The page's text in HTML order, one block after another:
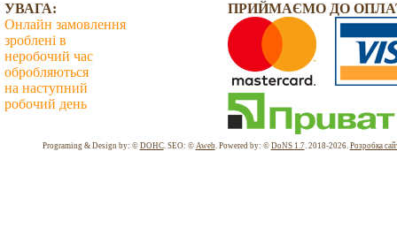
УВАГА:
Онлайн замовлення
зроблені в
неробочий час
обробляються
на наступний
робочий день
ПРИЙМАЄМО ДО
Programing & Design by: © DOHC. SEO: © Aweb. Powered by: © DoNS 1.7. 2018-2026. Розробка